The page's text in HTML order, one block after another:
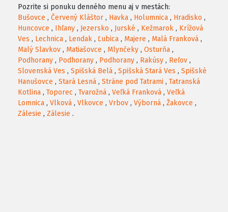
Pozrite si ponuku denného menu aj v mestách:
Bušovce , Červený Kláštor , Havka , Holumnica , Hradisko ,
Huncovce , Ihľany , Jezersko , Jurské , Kežmarok , Krížová
Ves , Lechnica , Lendak , Ľubica , Majere , Malá Franková ,
Malý Slavkov , Matiašovce , Mlynčeky , Osturňa ,
Podhorany , Podhorany , Podhorany , Rakúsy , Reľov ,
Slovenská Ves , Spišská Belá , Spišská Stará Ves , Spišské
Hanušovce , Stará Lesná , Stráne pod Tatrami , Tatranská
Kotlina , Toporec , Tvarožná , Veľká Franková , Veľká
Lomnica , Vlková , Vlkovce , Vrbov , Výborná , Žakovce ,
Zálesie , Zálesie .